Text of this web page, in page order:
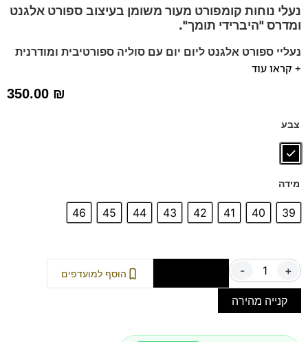
נעלי נוחות קומפורט מעור משומן בעיצוב ספורט אלגנט
ומדרס "היברידי תומך".
נעליי ספורט אלגנט ליום יום עם סוליה ספורטיבית ומודרנית
נעלים רחבות יחסית בנראות כמעט ובלתי נראית לעין.
ניתן לשלוף את המדרס שלנו ולהחליף עם המדרס שלכם.
ספידות וביטנות נושמות וסופגות זיעה.
+ קראו עוד
350.00 ₪
צבע
מידה
39
40
41
42
43
44
45
46
- + הוסף למועדפים
קנייה מהירה